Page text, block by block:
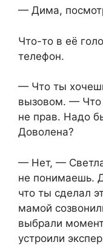
— Дима,
Что-то в её
телефон.
— Что ты
вызовом. — Что
не прав. Надо
Доволена?
— Нет, —
не понимаешь.
что ты сделал
мамой
выбрали
устроили